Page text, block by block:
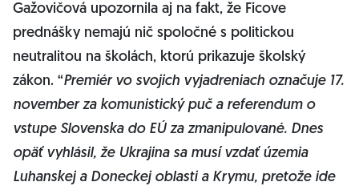
Gažovičová upozornila aj na fakt, že Ficove
prednášky nemajú nič spoločné s politickou
neutralitou na školách, ktorú prikazuje školský
zákon. “Premiér vo svojich vyjadreniach označuje 17.
november za komunistický puč a referendum o
vstupe Slovenska do EÚ za zmanipulované. Dnes
opäť vyhlásil, že Ukrajina sa musí vzdať územia
Luhanskej a Doneckej oblasti a Krymu, pretože ide